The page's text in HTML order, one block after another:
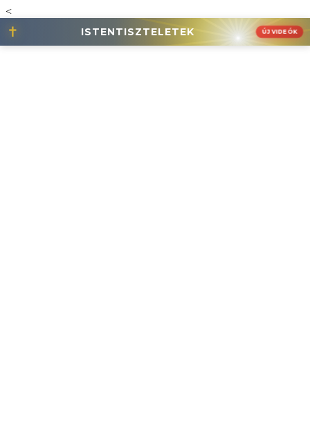
<
✝ ISTENTISZTELETEK ÚJ VIDEÓK